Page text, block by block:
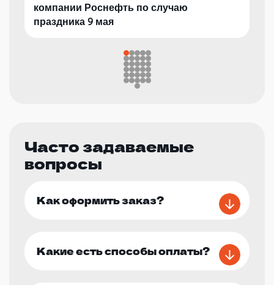
компании Роснефть по случаю
праздника 9 мая
Часто задаваемые
вопросы
Как оформить заказ?
Какие есть способы оплаты?